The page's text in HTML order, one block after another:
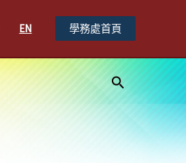
EN 學務處首頁
搜
尋